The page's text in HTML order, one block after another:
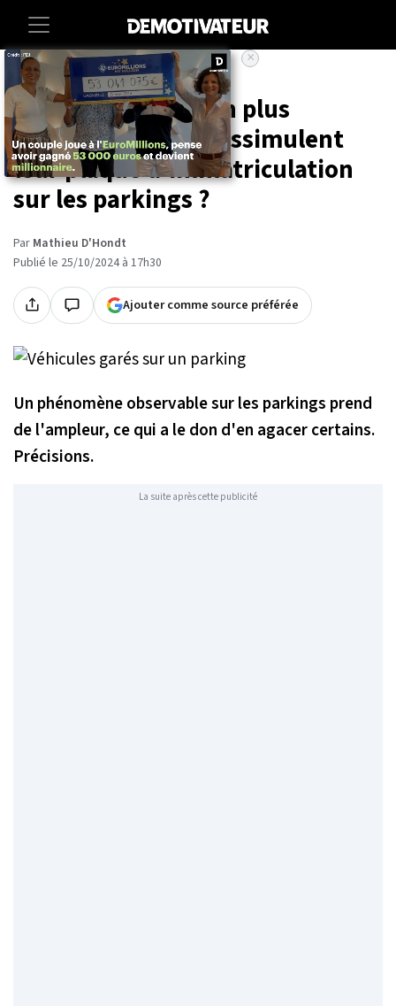
Accueil Societe Vie-pratique
Pourquoi de plus en plus
d'automobilistes dissimulent
leur plaque d'immatriculation
sur les parkings ?
Par Mathieu D'Hondt
Publié le 25/10/2024 à 17h30
Ajouter comme source préférée
Un phénomène observable sur les parkings prend
de l'ampleur, ce qui a le don d'en agacer certains.
Précisions.
La suite après cette publicité
×